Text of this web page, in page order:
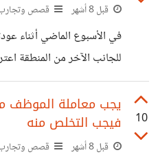
شهرين بدأ فتيل المصائب
رمضان صبحي وايقافه
رياضية حول تعاطي
قبل 8 أشهر قصص
في الأسبوع الماضي أثناء
للجانب الآخر من المنطقة
كان أحدهم ملاصق لي
مبتسم وطلب كل ما أحمل من
تحذير بسيط أنه لو حاولت
قدرة السكين على اختراق
10
يجب معاملة الموظف
فيجب التخلص منه
قبل 8 أشهر قصص